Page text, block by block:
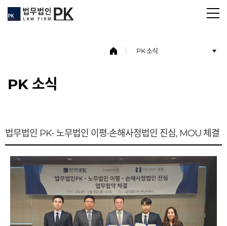
PK 소식
PK 소식
법무법인 PK- 노무법인 이평·손해사정법인 진심, MOU 체결